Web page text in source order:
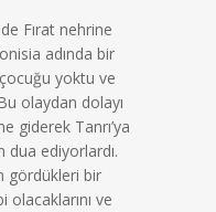
Fırat nehrine
adında bir
yoktu ve
olaydan dolayı
giderek Tanrı’ya
ediyorlardı.
gördükleri bir
olacaklarını ve